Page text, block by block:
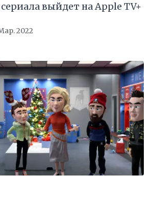
выйдет на Apple TV+
2022